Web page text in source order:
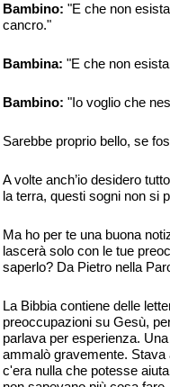
Bambino: "E che non
cancro."
Bambina: "E che non
Bambino: "Io voglio che
Sarebbe proprio bello, se
A volte anch’io desidero
la terra, questi sogni non si
Ma ho per te una buona
lascerà solo con le tue
saperlo? Da Pietro nella
La Bibbia contiene delle
preoccupazioni su Gesù,
parlava per esperienza.
ammalò gravemente. Stava
c'era nulla che potesse